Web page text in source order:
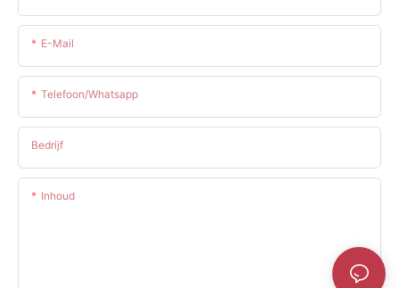
E-Mail
Telefoon/whatsapp
Bedrijf
Inhoud